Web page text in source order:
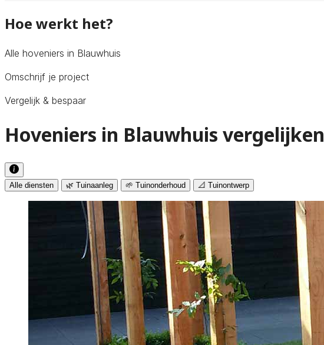
Hoe werkt het?
Alle hoveniers in Blauwhuis
Omschrijf je project
Vergelijk & bespaar
Hoveniers in Blauwhuis vergelijken
Alle diensten 🌿 Tuinaanleg 🌱 Tuinonderhoud 📐 Tuinontwerp